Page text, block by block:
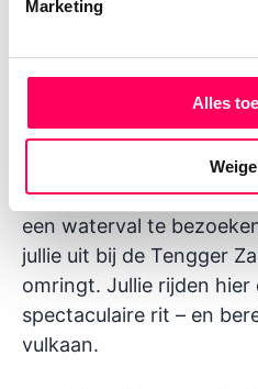
Marketing
Alles
rijden jullie naar het
Tengger Semeru
jullie over op een open
nationale park in – een
landschap vol meren,
vulkanen. Onderweg is
een waterval te
jullie uit bij de Tengger
omringt. Jullie rijden hier
spectaculaire rit – en
vulkaan.